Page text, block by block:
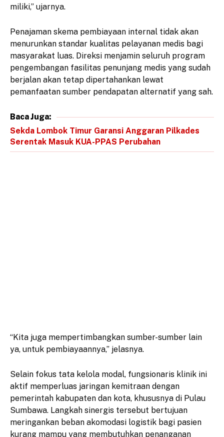
miliki,” ujarnya.
Penajaman skema pembiayaan internal tidak akan
menurunkan standar kualitas pelayanan medis bagi
masyarakat luas. Direksi menjamin seluruh program
pengembangan fasilitas penunjang medis yang sudah
berjalan akan tetap dipertahankan lewat
pemanfaatan sumber pendapatan alternatif yang sah.
Baca Juga:
Sekda Lombok Timur Garansi Anggaran Pilkades
Serentak Masuk KUA-PPAS Perubahan
“Kita juga mempertimbangkan sumber-sumber lain
ya, untuk pembiayaannya,” jelasnya.
Selain fokus tata kelola modal, fungsionaris klinik ini
aktif memperluas jaringan kemitraan dengan
pemerintah kabupaten dan kota, khususnya di Pulau
Sumbawa. Langkah sinergis tersebut bertujuan
meringankan beban akomodasi logistik bagi pasien
kurang mampu yang membutuhkan penanganan